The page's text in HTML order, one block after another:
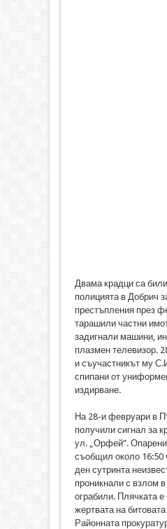
Двама крадци са
полицията в Добрич
престъпления през
тарашили частни
задигнали машини,
плазмен телевизор.
и съучастникът му
спипани от
издирване.
На 28-и февруари в
получили сигнал за
ул. „Орфей”.
съобщил около 16:50
ден сутринта
проникнали с взлом
ограбили. Плячката
жертвата на
Районната